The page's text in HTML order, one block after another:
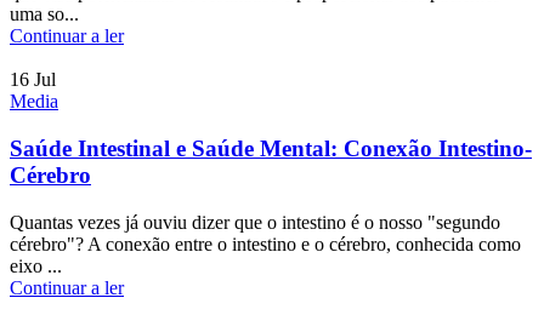
uma so...
Continuar a ler
16 Jul
Media
Saúde Intestinal e Saúde Mental: Conexão Intestino-
Cérebro
Quantas vezes já ouviu dizer que o intestino é o nosso "segundo
cérebro"? A conexão entre o intestino e o cérebro, conhecida como
eixo ...
Continuar a ler